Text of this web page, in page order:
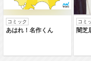
コミック
あはれ！名作くん
コミ
闇芝